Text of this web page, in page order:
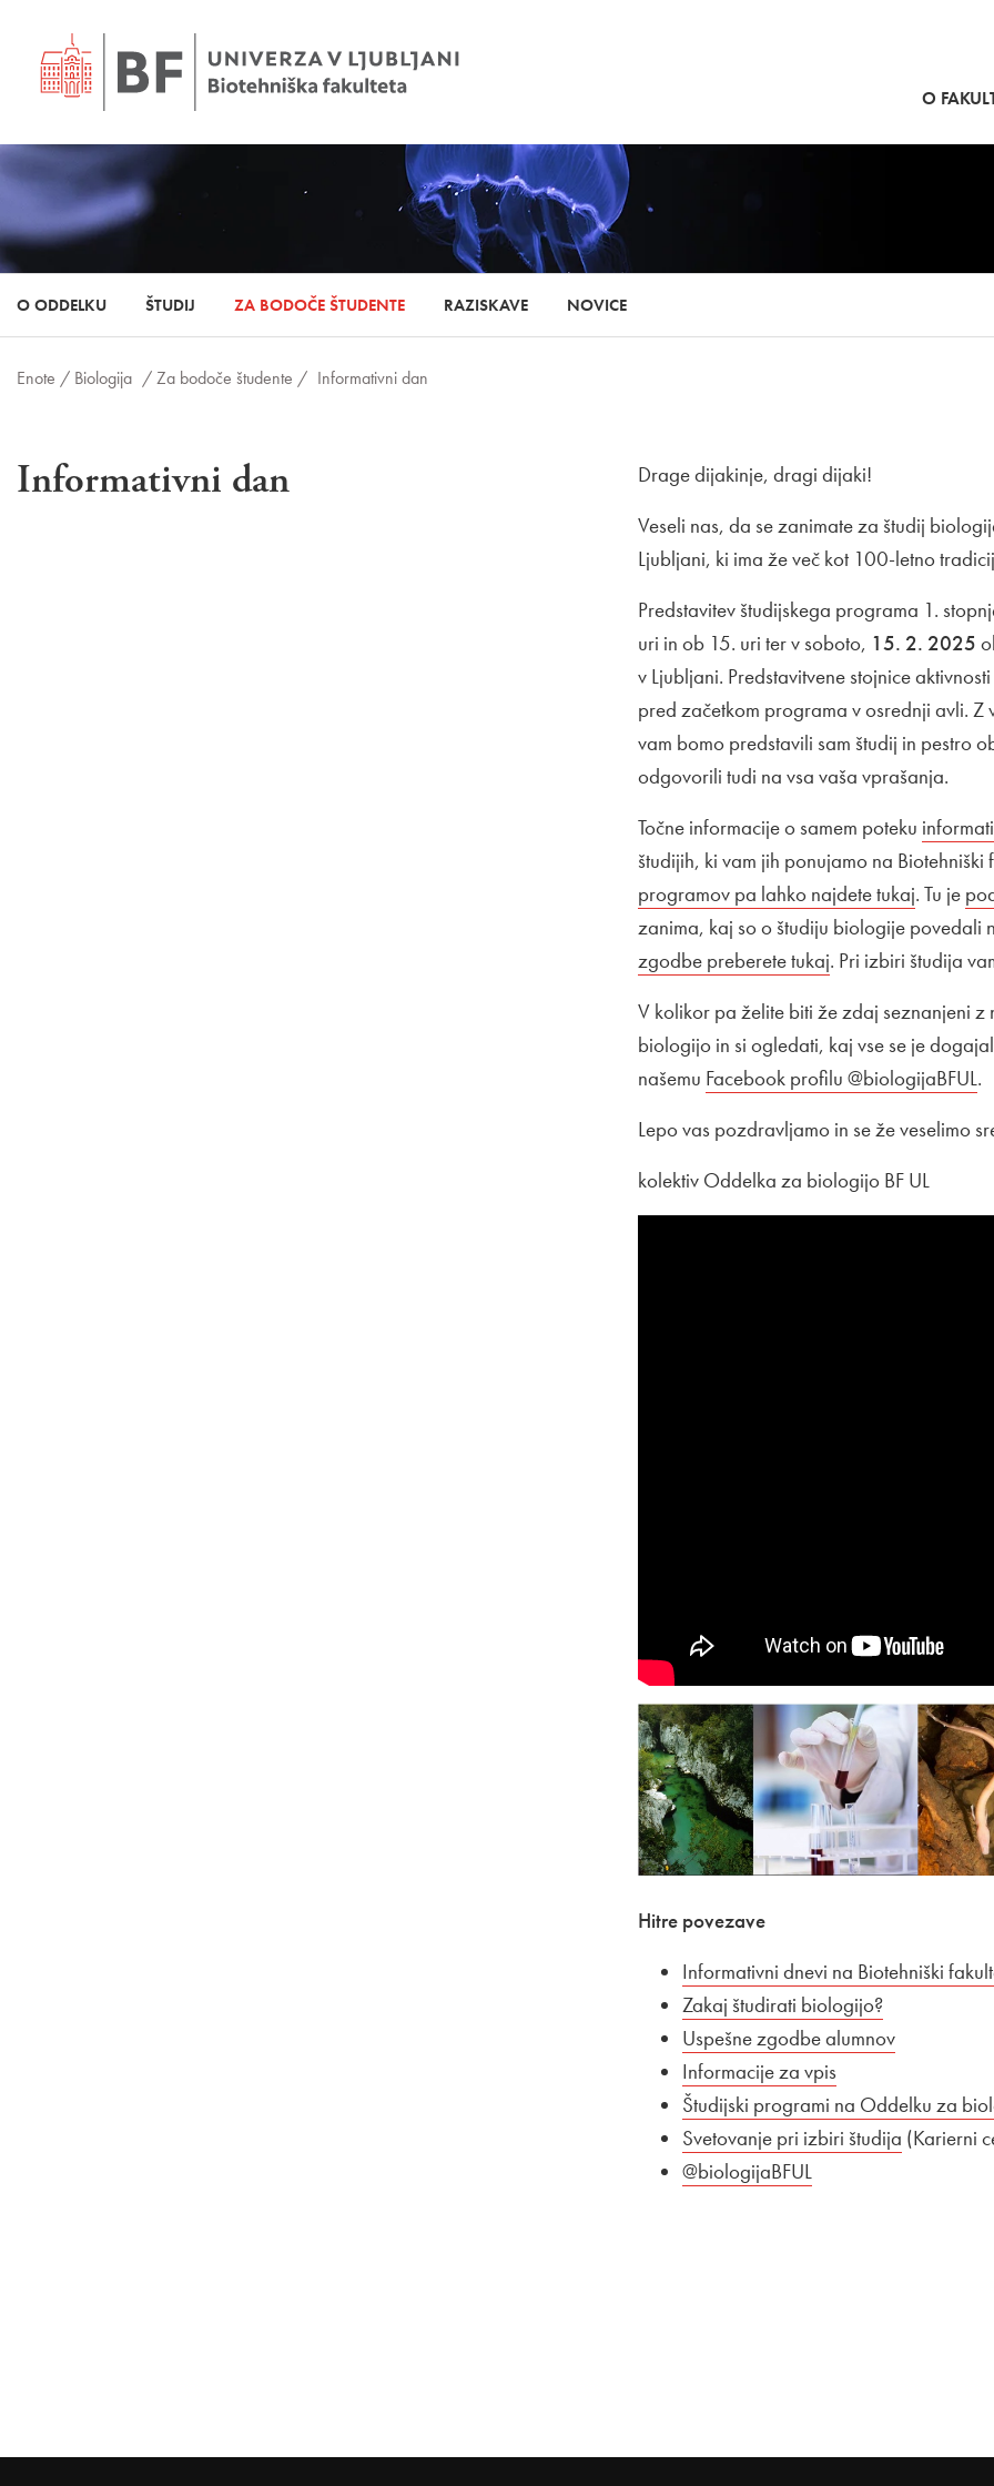
O
O ODDELKU ŠTUDIJ ZA BODOČE ŠTUDENTE RAZISKAVE NOVICE
Enote / Biologija / Za bodoče študente / Informativni dan
Informativni dan
Drage dijakinje, dragi dijaki!
Veseli nas, da se zanimate za študij
Ljubljani, ki ima že več kot 100-letno
Predstavitev študijskega programa 1.
uri in ob 15. uri ter v soboto, 15. 2. 2025
v Ljubljani. Predstavitvene stojnice
pred začetkom programa v osrednji avli.
vam bomo predstavili sam študij in pestro
odgovorili tudi na vsa vaša vprašanja.
Točne informacije o samem poteku
študijih, ki vam jih ponujamo na
programov pa lahko najdete tukajOdpira
. Tu je
zanima, kaj so o študiju biologije povedali
zgodbe preberete tukajOdpira se v novem
. Pri izbiri študija
V kolikor pa želite biti že zdaj seznanjeni
biologijo in si ogledati, kaj vse se je
našemu Zunanja povezava na
Facebook profilu @biologijaBFUL.
Lepo vas pozdravljamo in se že veselimo
kolektiv Oddelka za biologijo BF UL
Hitre povezave
Zunanja povezava na
Informativni dnevi na Biotehniški
Zunanja povezava na
Zakaj študirati biologijo?
Zunanja povezava na
Uspešne zgodbe alumnov
Zunanja povezava na
Informacije za vpis
Zunanja povezava na
Študijski programi na Oddelku za
Zunanja povezava na
Svetovanje pri izbiri študija Odpira se
(Karierni
Zunanja povezava na
@biologijaBFUL